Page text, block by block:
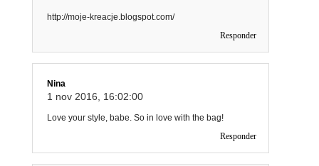
http://moje-kreacje.blogspot.com/
Responder
Nina
1 nov 2016, 16:02:00
Love your style, babe. So in love with the bag!
Responder